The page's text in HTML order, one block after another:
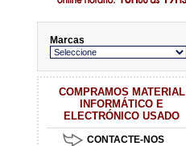
Marcas
COMPRAMOS MATERIAL
INFORMÁTICO E
ELECTRÓNICO USADO
CONTACTE-NOS